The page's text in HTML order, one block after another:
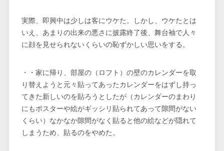
実際、即興中は少しは客にウケた。しかし、ウケたとは
いえ、あまりの出来の悪さに披露終了後、舞台袖で人々
に顔を見せられないくらいの恥ずかしい思いをする。
・・家に帰り、部屋の（ロフト）の壁のカレンダーを取
り替えようと元々貼ってあったカレンダーをはずし持っ
てきた新しいのを貼ろうとしたが（カレンダーのまわり
にもポスターや絵がギッシリ貼られてあって隙間がない
くらい）なかなか隙間がなく貼ると他の絵などが隠れて
しまうため、貼るのをやめた。